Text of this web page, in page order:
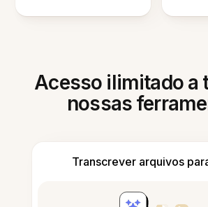
Acesso ilimitado a
nossas
Transcrever arquivos